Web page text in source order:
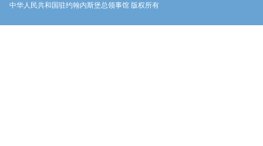
中华人民共和国驻约翰内斯堡总领事馆 版权所有